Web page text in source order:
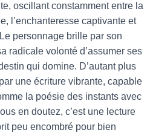
oscillant constamment entre la
l’enchanteresse captivante et
personnage brille par son
radicale volonté d’assumer ses
qui domine. D’autant plus
une écriture vibrante, capable
la poésie des instants avec
en doutez, c’est une lecture
peu encombré pour bien